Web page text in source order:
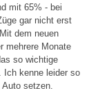
mit 65% - bei
gar nicht erst
dem neuen
mehrere Monate
so wichtige
Ich kenne leider so
setzen.